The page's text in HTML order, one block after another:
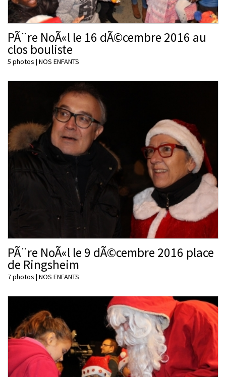
PÃ¨re NoÃ«l le 16 dÃ©cembre 2016 au
clos bouliste
5 photos | NOS ENFANTS
PÃ¨re NoÃ«l le 9 dÃ©cembre 2016 place
de Ringsheim
7 photos | NOS ENFANTS